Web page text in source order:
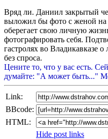
Вряд ли. Даниил закрытый
выложил бы фото с женой на
оберегает свою личную
фотографировать себя.
гастролях во Владикавказе
без спроса.
Цените то, что у вас есть.
думайте: "А может быть..."
Link:
BBcode:
HTML:
Hide post links